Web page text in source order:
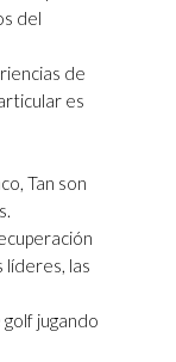
del
de
es
Tan son
las
jugando